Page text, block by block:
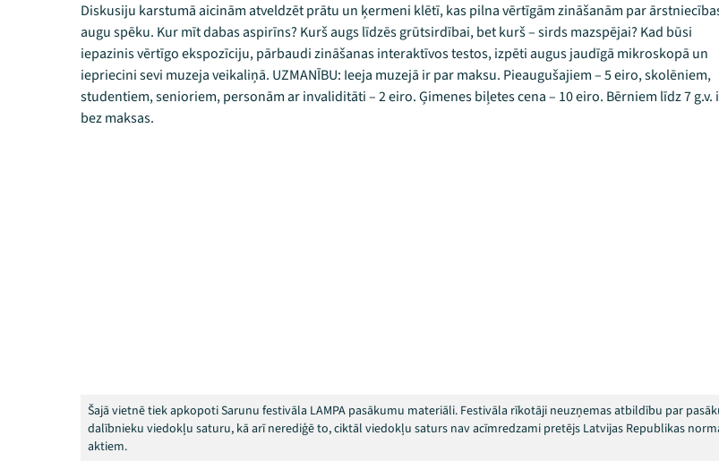
Diskusiju karstumā aicinām atveldzēt prātu un ķermeni klētī, kas pilna vērtīgām zināšanām par
augu spēku. Kur mīt dabas aspirīns? Kurš augs līdzēs grūtsirdībai, bet kurš – sirds mazspējai? Kad būsi
iepazinis vērtīgo ekspozīciju, pārbaudi zināšanas interaktīvos testos, izpēti augus jaudīgā mikroskopā un
iepriecini sevi muzeja veikaliņā. UZMANĪBU: Ieeja muzejā ir par maksu. Pieaugušajiem – 5 eiro, skolēniem,
studentiem, senioriem, personām ar invaliditāti – 2 eiro. Ģimenes biļetes cena – 10 eiro. Bērniem līdz 7 g.v.
bez maksas.
Šajā vietnē tiek apkopoti Sarunu festivāla LAMPA pasākumu materiāli. Festivāla rīkotāji neuzņemas atbildību par
dalībnieku viedokļu saturu, kā arī nerediģē to, ciktāl viedokļu saturs nav acīmredzami pretējs Latvijas Republikas
aktiem.